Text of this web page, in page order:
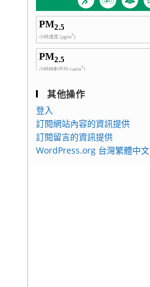
其他操作
登入
訂閱網站內容的資訊提供
訂閱留言的資訊提供
WordPress.org 台灣繁體中文